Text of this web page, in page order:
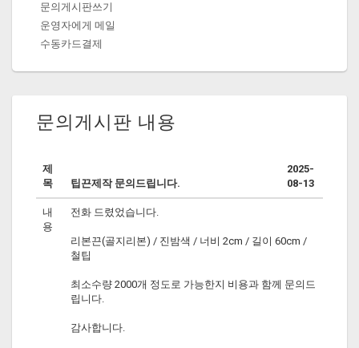
문의게시판쓰기
운영자에게 메일
수동카드결제
문의게시판 내용
제
목
팁끈제작 문의드립니다.
2025-
08-13
내
용
전화 드렸었습니다.
리본끈(골지리본) / 진밤색 / 너비 2cm / 길이 60cm /
철팁
최소수량 2000개 정도로 가능한지 비용과 함께 문의드
립니다.
감사합니다.